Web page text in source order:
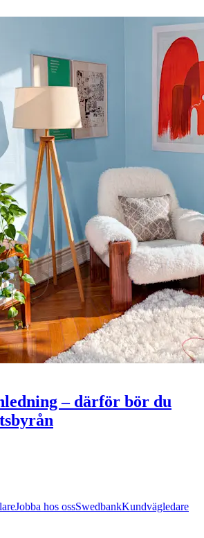
– därför bör du
Jobba hos ossSwedbankKundvägledare